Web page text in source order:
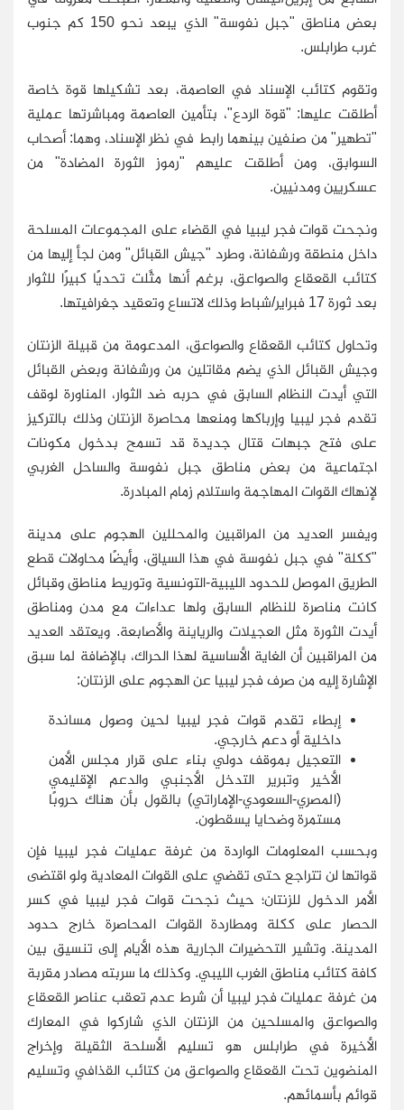
بعض مناطق "جبل نفوسة" الذي يبعد نحو 150 كم جنوب
غرب طرابلس.
وتقوم كتائب الإسناد في العاصمة، بعد تشكيلها قوة خاصة
أطلقت عليها: "قوة الردع"، بتأمين العاصمة ومباشرتها عملية
"تطهير" من صنفين بينهما رابط في نظر الإسناد، وهما: أصحاب
السوابق، ومن أطلقت عليهم "رموز الثورة المضادة" من
عسكريين ومدنيين.
ونجحت قوات فجر ليبيا في القضاء على المجموعات المسلحة
داخل منطقة ورشفانة، وطرد "جيش القبائل" ومن لجأ إليها من
كتائب القعقاع والصواعق، برغم أنها مثَّلت تحديًا كبيرًا للثوار
بعد ثورة 17 فبراير/شباط وذلك لاتساع وتعقيد جغرافيتها.
وتحاول كتائب القعقاع والصواعق، المدعومة من قبيلة الزنتان
وجيش القبائل الذي يضم مقاتلين من ورشفانة وبعض القبائل
التي أيدت النظام السابق في حربه ضد الثوار، المناورة لوقف
تقدم فجر ليبيا وإرباكها ومنعها محاصرة الزنتان وذلك بالتركيز
على فتح جبهات قتال جديدة قد تسمح بدخول مكونات
اجتماعية من بعض مناطق جبل نفوسة والساحل الغربي
لإنهاك القوات المهاجمة واستلام زمام المبادرة.
ويفسر العديد من المراقبين والمحللين الهجوم على مدينة
"ككلة" في جبل نفوسة في هذا السياق، وأيضًا محاولات قطع
الطريق الموصل للحدود الليبية-التونسية وتوريط مناطق وقبائل
كانت مناصرة للنظام السابق ولها عداءات مع مدن ومناطق
أيدت الثورة مثل العجيلات والرياينة والأصابعة. ويعتقد العديد
من المراقبين أن الغاية الأساسية لهذا الحراك، بالإضافة لما سبق
الإشارة إليه من صرف فجر ليبيا عن الهجوم على الزنتان:
إبطاء تقدم قوات فجر ليبيا لحين وصول مساندة
داخلية أو دعم خارجي.
التعجيل بموقف دولي بناء على قرار مجلس الأمن
الأخير وتبرير التدخل الأجنبي والدعم الإقليمي
(المصري-السعودي-الإماراتي) بالقول بأن هناك حروبًا
مستمرة وضحايا يسقطون.
وبحسب المعلومات الواردة من غرفة عمليات فجر ليبيا فإن
قواتها لن تتراجع حتى تقضي على القوات المعادية ولو اقتضى
الأمر الدخول للزنتان؛ حيث نجحت قوات فجر ليبيا في كسر
الحصار على ككلة ومطاردة القوات المحاصرة خارج حدود
المدينة. وتشير التحضيرات الجارية هذه الأيام إلى تنسيق بين
كافة كتائب مناطق الغرب الليبي. وكذلك ما سربته مصادر مقربة
من غرفة عمليات فجر ليبيا أن شرط عدم تعقب عناصر القعقاع
والصواعق والمسلحين من الزنتان الذي شاركوا في المعارك
الأخيرة في طرابلس هو تسليم الأسلحة الثقيلة وإخراج
المنضوين تحت القعقاع والصواعق من كتائب القذافي وتسليم
قوائم بأسمائهم.